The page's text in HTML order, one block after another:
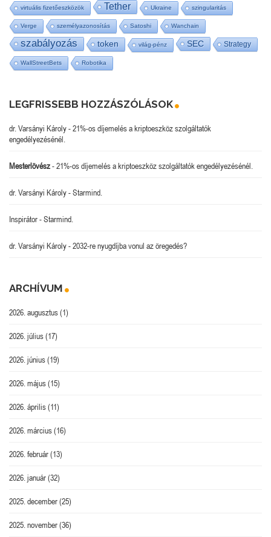
virtuális fizetőeszközök Tether Ukraine szingularitás
Verge személyazonosítás Satoshi Wanchain
szabályozás token világ-pénz SEC Strategy
WallStreetBets Robotika
LEGFRISSEBB HOZZÁSZÓLÁSOK
dr. Varsányi Károly-21%-os díjemelés a kriptoeszköz szolgáltatók
engedélyezésénél.
Mesterlövész-21%-os díjemelés a kriptoeszköz szolgáltatók engedélyezésénél.
dr. Varsányi Károly-Starmind.
Inspirátor-Starmind.
dr. Varsányi Károly-2032-re nyugdíjba vonul az öregedés?
ARCHÍVUM
2026. augusztus(1)
2026. július(17)
2026. június(19)
2026. május(15)
2026. április(11)
2026. március(16)
2026. február(13)
2026. január(32)
2025. december(25)
2025. november(36)